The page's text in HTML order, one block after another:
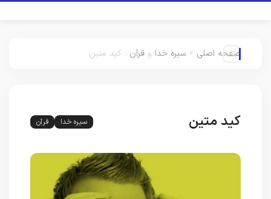
صفحه اصلی > سیره خدا و قرآن : کید متین
کید متین سیره خدا قرآن